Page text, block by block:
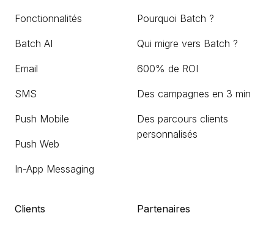
Fonctionnalités
Batch AI
Email
SMS
Push Mobile
Push Web
In-App Messaging
Pourquoi Batch ?
Qui migre vers Batch ?
600% de ROI
Des campagnes en 3 min
Des parcours clients
personnalisés
Clients Partenaires